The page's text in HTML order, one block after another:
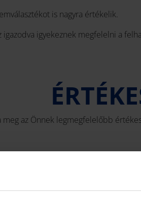
is nagyra értékelik.
igyekeznek megfelelni a
meg az Önnek legmegfelelőbb